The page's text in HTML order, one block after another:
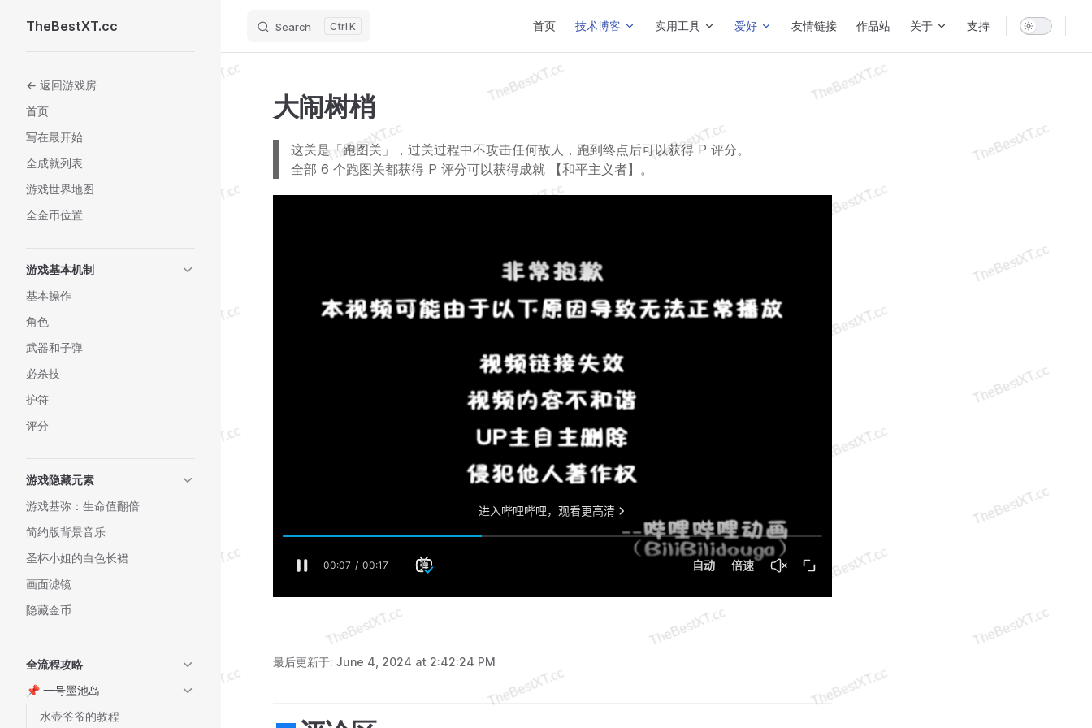
Skip to content
TheBestXT.cc Search K 首页 技术博客 实用工具 爱好 友情链接 作品站 关于 支持
← 返回游戏房
首页
写在最开始
全成就列表
游戏世界地图
全金币位置
游戏基本机制
基本操作
角色
武器和子弹
必杀技
护符
评分
游戏隐藏元素
游戏基弥：生命值翻倍
简约版背景音乐
圣杯小姐的白色长裙
画面滤镜
隐藏金币
全流程攻略
📌 一号墨池岛
水壶爷爷的教程
大闹树梢
这关是「跑图关」，过关过程中不攻击任何敌人，跑到终点后可以获得 P 评分。
全部 6 个跑图关都获得 P 评分可以获得成就 【和平主义者】。
最后更新于: June 4, 2024 at 2:42:24 PM